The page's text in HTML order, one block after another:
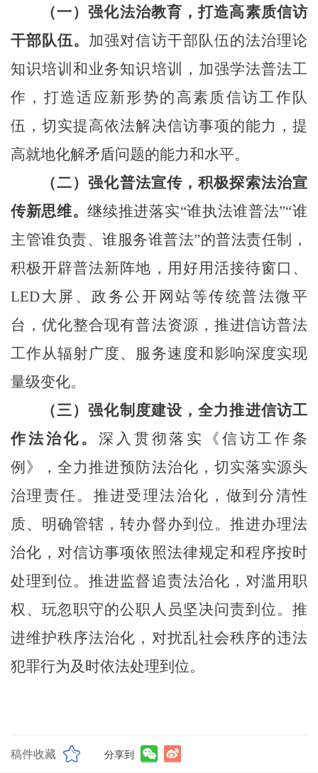
（一）强化法治教育，打造高素质信访
干部队伍。 加强对信访干部队伍的法治理论
知识培训和业务知识培训，加强学法普法工
作，打造适应新形势的高素质信访工作队
伍，切实提高依法解决信访事项的能力，提
高就地化解矛盾问题的能力和水平。
（二）强化普法宣传，积极探索法治宣
传新思维。继续推进落实“谁执法谁普法”“谁
主管谁负责、谁服务谁普法”的普法责任制，
积极开辟普法新阵地，用好用活接待窗口、
LED大屏、政务公开网站等传统普法微平
台，优化整合现有普法资源，推进信访普法
工作从辐射广度、服务速度和影响深度实现
量级变化。
（三）强化制度建设，全力推进信访工
作法治化。深入贯彻落实《信访工作条
例》，全力推进预防法治化，切实落实源头
治理责任。推进受理法治化，做到分清性
质、明确管辖，转办督办到位。推进办理法
治化，对信访事项依照法律规定和程序按时
处理到位。推进监督追责法治化，对滥用职
权、玩忽职守的公职人员坚决问责到位。推
进维护秩序法治化，对扰乱社会秩序的违法
犯罪行为及时依法处理到位。
稿件收藏 分享到